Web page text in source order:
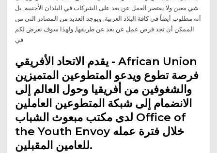
شي معين ولا يقتصر العمل عن بعد على الشركات في البلدان الأجنبية, بل
أنه مطلوب أيضاً في كافة البلاد العربية, ويوجد العديد من المصادر التي من
الممكن أن تجد فرص عمل عن بعد عن طريقها, ولهذا سوف نعرض لكم
في
يقدم الاتحاد الأفريقي - African Union
فرصة تطوع ويدعو المتطوعين المتميزين
والشغوفين من أفريقيا وحول العالم إلى
الانضمام إلى شبكة المتطوعين العاملين
لدى مكتب مبعوث الشباب Office of
the Youth Envoy خلال فترة عمله
للعامين المقبلين.